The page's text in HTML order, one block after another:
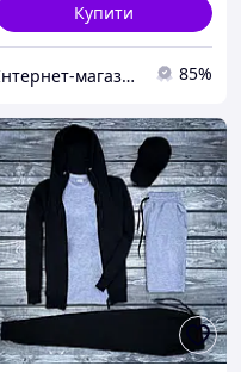
Купити
Інтернет-магазин SALE TOOLS 85%